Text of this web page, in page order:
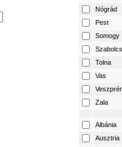
Nógrád
Pest
Somogy
Tolna
Vas
Zala
Albánia
Ausztria